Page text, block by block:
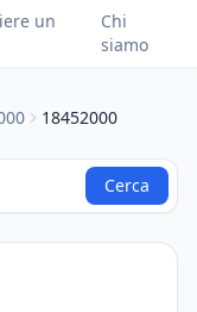
un
Chi
siamo
18452000
Cerca